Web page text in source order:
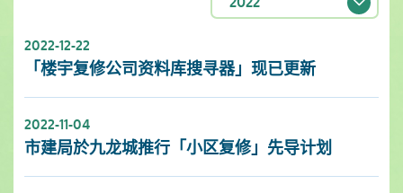
2022-12-22
「楼宇复修公司资料库搜寻器」现已更新
2022-11-04
市建局於九龙城推行「小区复修」先导计划